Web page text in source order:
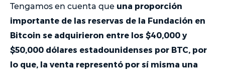
Tengamos en cuenta que una proporción
importante de las reservas de la Fundación en
Bitcoin se adquirieron entre los $40,000 y
$50,000 dólares estadounidenses por BTC, por
lo que, la venta representó por sí misma una